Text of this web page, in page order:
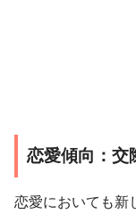
恋愛傾向：交
恋愛においても新